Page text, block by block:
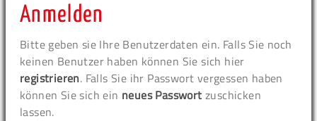
Anmelden
Bitte geben sie Ihre Benutzerdaten ein. Falls Sie noch
keinen Benutzer haben können Sie sich hier
registrieren. Falls Sie ihr Passwort vergessen haben
können Sie sich ein neues Passwort zuschicken
lassen.